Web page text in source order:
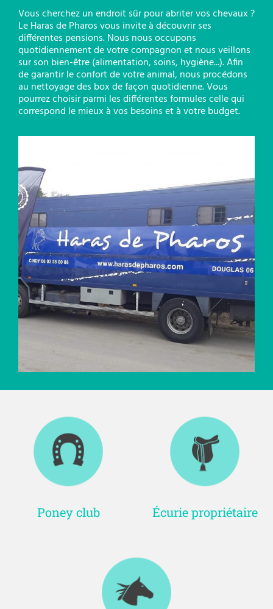
Vous cherchez un endroit sûr pour abriter vos chevaux ?
Le Haras de Pharos vous invite à découvrir ses
différentes pensions. Nous nous occupons
quotidiennement de votre compagnon et nous veillons
sur son bien-être (alimentation, soins, hygiène...). Afin
de garantir le confort de votre animal, nous procédons
au nettoyage des box de façon quotidienne. Vous
pourrez choisir parmi les différentes formules celle qui
correspond le mieux à vos besoins et à votre budget.
Poney club Écurie propriétaire